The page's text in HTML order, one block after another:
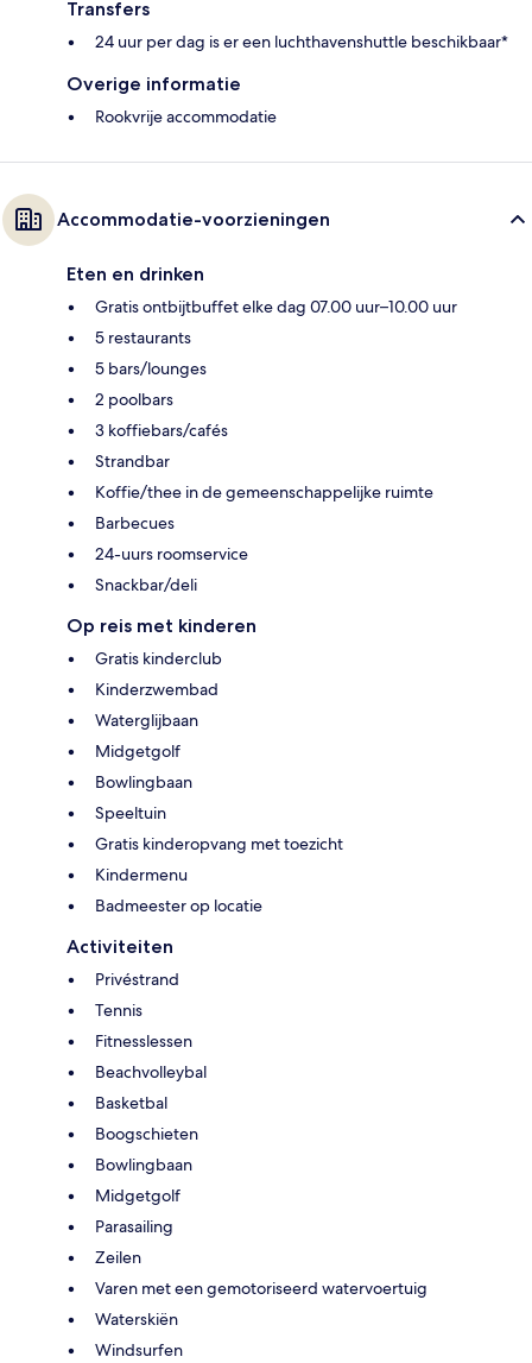
Transfers
24 uur per dag is er een luchthavenshuttle beschikbaar*
Overige informatie
Rookvrije accommodatie
Accommodatie-voorzieningen
Eten en drinken
Gratis ontbijtbuffet elke dag 07.00 uur–10.00 uur
5 restaurants
5 bars/lounges
2 poolbars
3 koffiebars/cafés
Strandbar
Koffie/thee in de gemeenschappelijke ruimte
Barbecues
24-uurs roomservice
Snackbar/deli
Op reis met kinderen
Gratis kinderclub
Kinderzwembad
Waterglijbaan
Midgetgolf
Bowlingbaan
Speeltuin
Gratis kinderopvang met toezicht
Kindermenu
Badmeester op locatie
Activiteiten
Privéstrand
Tennis
Fitnesslessen
Beachvolleybal
Basketbal
Boogschieten
Bowlingbaan
Midgetgolf
Parasailing
Zeilen
Varen met een gemotoriseerd watervoertuig
Waterskiën
Windsurfen